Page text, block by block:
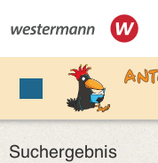
Suchergebnis